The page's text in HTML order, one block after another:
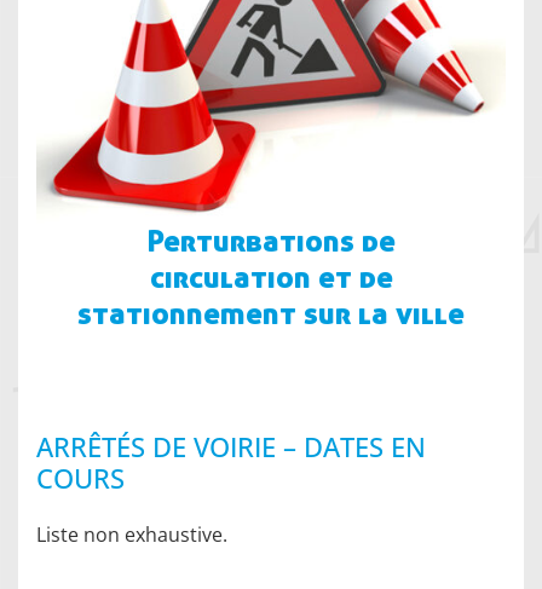
Perturbations de
circulation et de
stationnement sur la ville
ARRÊTÉS DE VOIRIE – DATES EN
COURS
Liste non exhaustive.